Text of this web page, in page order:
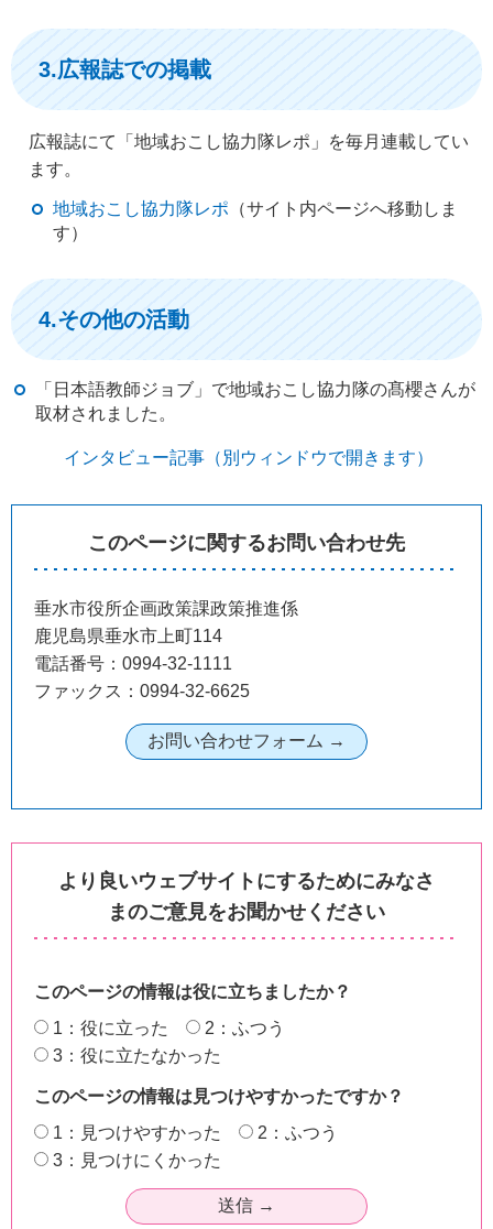
3.広報誌での掲載
広報誌にて「地域おこし協力隊レポ」を毎月連載してい
ます。
地域おこし協力隊レポ （サイト内ページへ移動しま
す）
4.その他の活動
「日本語教師ジョブ」で地域おこし協力隊の髙櫻さんが
取材されました。
インタビュー記事（別ウィンドウで開きます）
このページに関するお問い合わせ先
垂水市役所企画政策課政策推進係
鹿児島県垂水市上町114
電話番号：0994-32-1111
ファックス：0994-32-6625
より良いウェブサイトにするためにみなさ
まのご意見をお聞かせください
このページの情報は役に立ちましたか？
1：役に立った
2：ふつう
3：役に立たなかった
このページの情報は見つけやすかったですか？
1：見つけやすかった
2：ふつう
3：見つけにくかった